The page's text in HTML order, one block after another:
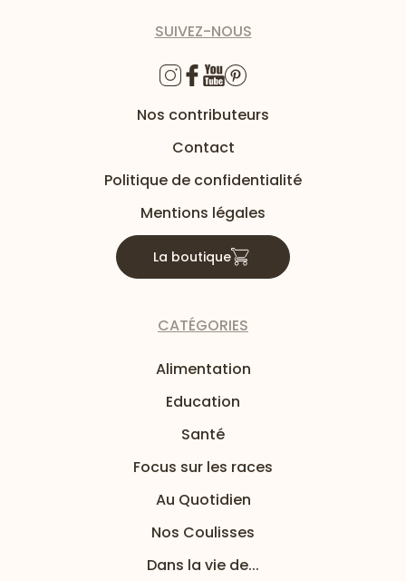
SUIVEZ-NOUS
Nos contributeurs
Contact
Politique de confidentialité
Mentions légales
La boutique
CATÉGORIES
Alimentation
Education
Santé
Focus sur les races
Au Quotidien
Nos Coulisses
Dans la vie de...